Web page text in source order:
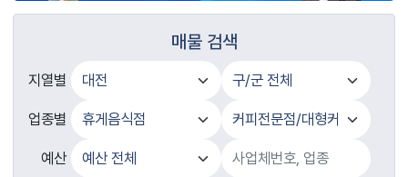
매물 검색
지열별
업종별
예산